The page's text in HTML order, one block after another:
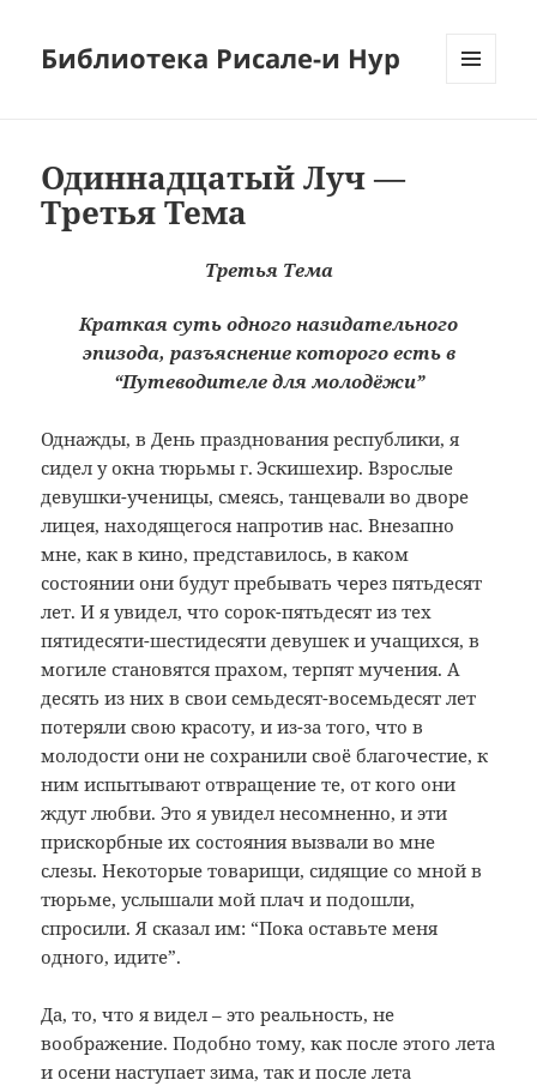
Библиотека Рисале-и Нур
Одиннадцатый Луч —
Третья Тема
Третья Тема
Краткая суть одного назидательного
эпизода, разъяснение которого есть в
“Путеводителе для молодёжи”
Однажды, в День празднования республики, я
сидел у окна тюрьмы г. Эскишехир. Взрослые
девушки-ученицы, смеясь, танцевали во дворе
лицея, находящегося напротив нас. Внезапно
мне, как в кино, представилось, в каком
состоянии они будут пребывать через пятьдесят
лет. И я увидел, что сорок-пятьдесят из тех
пятидесяти-шестидесяти девушек и учащихся, в
могиле становятся прахом, терпят мучения. А
десять из них в свои семьдесят-восемьдесят лет
потеряли свою красоту, и из-за того, что в
молодости они не сохранили своё благочестие, к
ним испытывают отвращение те, от кого они
ждут любви. Это я увидел несомненно, и эти
прискорбные их состояния вызвали во мне
слезы. Некоторые товарищи, сидящие со мной в
тюрьме, услышали мой плач и подошли,
спросили. Я сказал им: “Пока оставьте меня
одного, идите”.
Да, то, что я видел – это реальность, не
воображение. Подобно тому, как после этого лета
и осени наступает зима, так и после лета